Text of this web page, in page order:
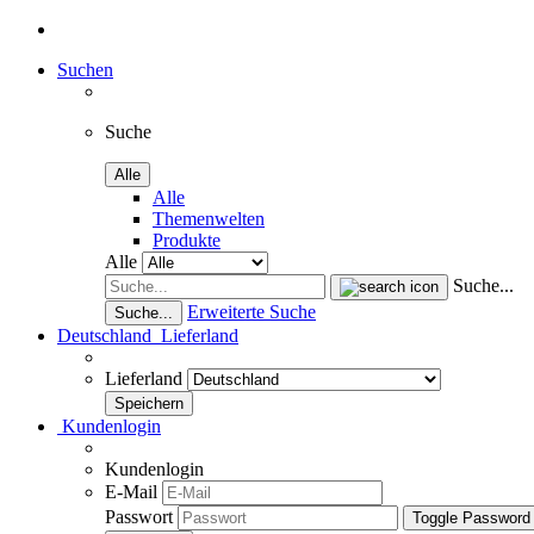
Suchen
Suche
Alle
Alle
Themenwelten
Produkte
Alle
Suche...
Suche...
Erweiterte Suche
Deutschland Lieferland
Lieferland
Kundenlogin
Kundenlogin
E-Mail
Passwort
Toggle